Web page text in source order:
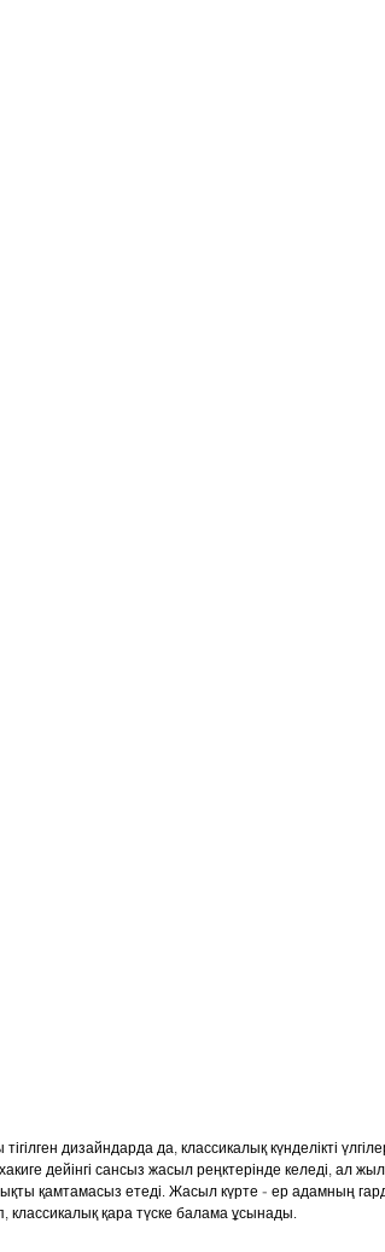
дизайндарда да, классикалық күнделікті
дейінгі сансыз жасыл реңктерінде келеді, ал
қамтамасыз етеді. Жасыл күрте - ер адамның
классикалық қара түске балама ұсынады.